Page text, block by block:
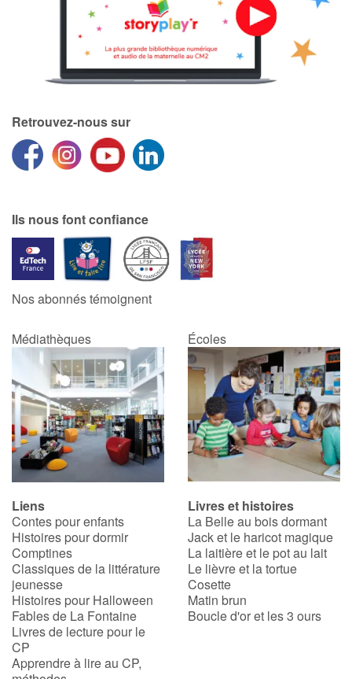
Retrouvez-nous sur
Ils nous font confiance
Nos abonnés témoignent
Médiathèques Écoles
Liens
Contes pour enfants
Histoires pour dormir
Comptines
Classiques de la littérature
jeunesse
Histoires pour Halloween
Fables de La Fontaine
Livres de lecture pour le
CP
Apprendre à lire au CP,
Livres et histoires
La Belle au bois dormant
Jack et le haricot magique
La laitière et le pot au lait
Le lièvre et la tortue
Cosette
Matin brun
Boucle d'or et les 3 ours